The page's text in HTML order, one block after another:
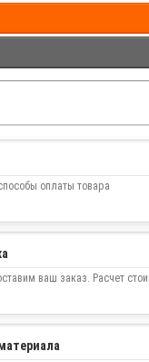
оплаты товара
ваш заказ. Расчет